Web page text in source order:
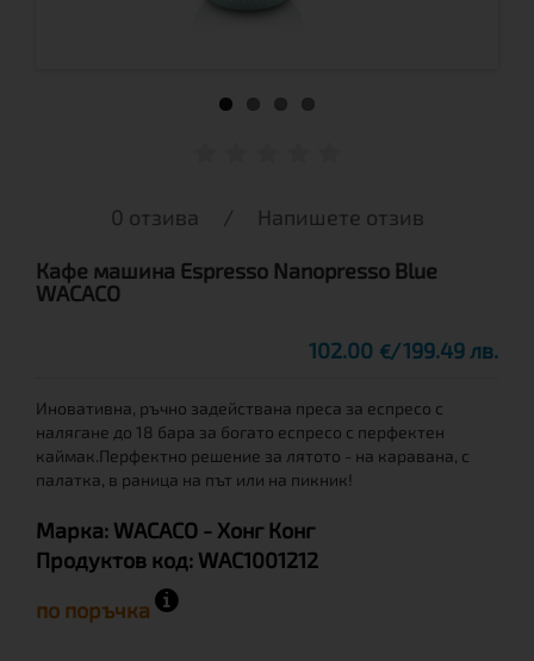
0 отзива / Напишете отзив
Кафе машина Espresso Nanopresso Blue
WACACO
102.00 € 199.49 лв.
Иновативна, ръчно задействана преса за еспресо с
налягане до 18 бара за богато еспресо с перфектен
каймак.Перфектно решение за лятото - на каравана, с
палатка, в раница на път или на пикник!
Марка: WACACO - Хонг Конг
Продуктов код: WAC1001212
по поръчка